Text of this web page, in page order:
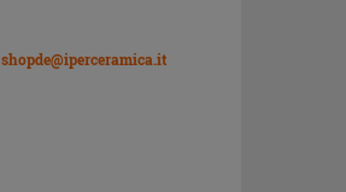
shopde@iperceramica.it